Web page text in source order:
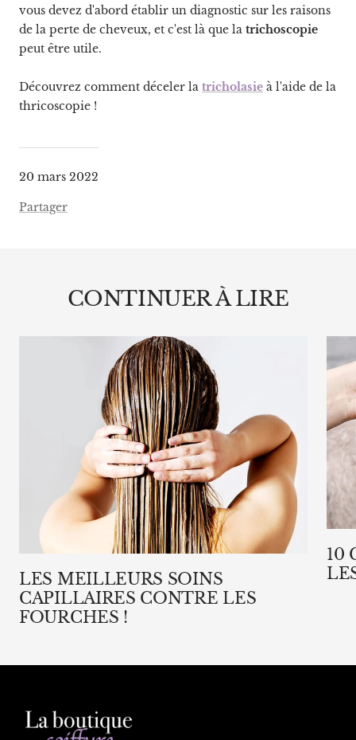
20 mars 2022
Partager
vous devez d'abord établir un diagnostic sur les raisons
de la perte de cheveux, et c'est là que la trichoscopie
peut être utile.
Découvrez comment déceler la tricholasie à l'aide de la
thricoscopie !
CONTINUER À LIRE
LES MEILLEURS SOINS
CAPILLAIRES CONTRE LES
FOURCHES !
10